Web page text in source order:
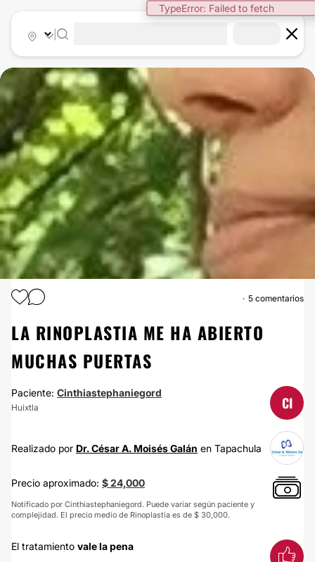
TypeError: Failed to fetch
RINOPLASTIA
5 comentarios
LA RINOPLASTIA ME HA ABIERTO
MUCHAS PUERTAS
Paciente: Cinthiastephaniegord
Huixtla CI
Realizado por Dr. César A. Moisés Galán en Tapachula
Precio aproximado: $ 24,000
Notificado por Cinthiastephaniegord. Puede variar según paciente y
complejidad. El precio medio de Rinoplastia es de $ 30,000.
El tratamiento vale la pena